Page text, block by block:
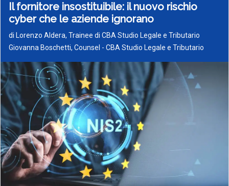
Il fornitore insostituibile: il nuovo rischio
cyber che le aziende ignorano
di Lorenzo Aldera, Trainee di CBA Studio Legale e Tributario
Giovanna Boschetti, Counsel - CBA Studio Legale e Tributario